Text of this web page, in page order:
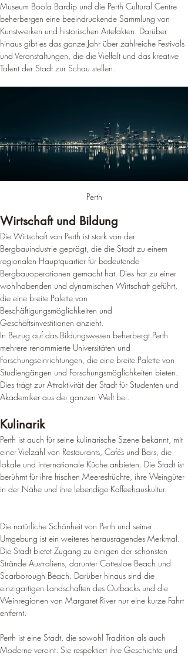
Museum Boola Bardip und die Perth Cultural Centre
beherbergen eine beeindruckende Sammlung von
Kunstwerken und historischen Artefakten. Darüber
hinaus gibt es das ganze Jahr über zahlreiche Festivals
und Veranstaltungen, die die Vielfalt und das kreative
Talent der Stadt zur Schau stellen.
Perth
Wirtschaft und Bildung
Die Wirtschaft von Perth ist stark von der
Bergbauindustrie geprägt, die die Stadt zu einem
regionalen Hauptquartier für bedeutende
Bergbauoperationen gemacht hat. Dies hat zu einer
wohlhabenden und dynamischen Wirtschaft geführt,
die eine breite Palette von
Beschäftigungsmöglichkeiten und
Geschäftsinvestitionen anzieht.
In Bezug auf das Bildungswesen beherbergt Perth
mehrere renommierte Universitäten und
Forschungseinrichtungen, die eine breite Palette von
Studiengängen und Forschungsmöglichkeiten bieten.
Dies trägt zur Attraktivität der Stadt für Studenten und
Akademiker aus der ganzen Welt bei.
Kulinarik
Perth ist auch für seine kulinarische Szene bekannt, mit
einer Vielzahl von Restaurants, Cafés und Bars, die
lokale und internationale Küche anbieten. Die Stadt ist
berühmt für ihre frischen Meeresfrüchte, ihre Weingüter
in der Nähe und ihre lebendige Kaffeehauskultur.
Die natürliche Schönheit von Perth und seiner
Umgebung ist ein weiteres herausragendes Merkmal.
Die Stadt bietet Zugang zu einigen der schönsten
Strände Australiens, darunter Cottesloe Beach und
Scarborough Beach. Darüber hinaus sind die
einzigartigen Landschaften des Outbacks und die
Weinregionen von Margaret River nur eine kurze Fahrt
entfernt.
Perth ist eine Stadt, die sowohl Tradition als auch
Moderne vereint. Sie respektiert ihre Geschichte und